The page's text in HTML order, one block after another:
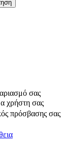
σας
χρήστη σας
πρόσβασης σας